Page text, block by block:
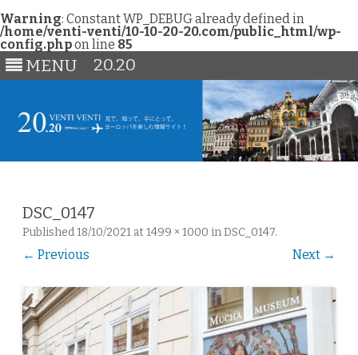
Warning: Constant WP_DEBUG already defined in
/home/venti-venti/10-10-20-20.com/public_html/wp-
config.phpon line 85
MENU 20.20
DSC_0147
Published18/10/2021 at 1499 × 1000 inDSC_0147.
← Previous Next →